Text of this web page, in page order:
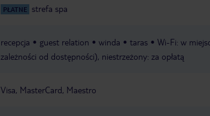
PŁATNE strefa spa
recepcja guest relation winda taras Wi-Fi: w
zależności od dostępności), niestrzeżony: za opłatą
Visa, MasterCard, Maestro